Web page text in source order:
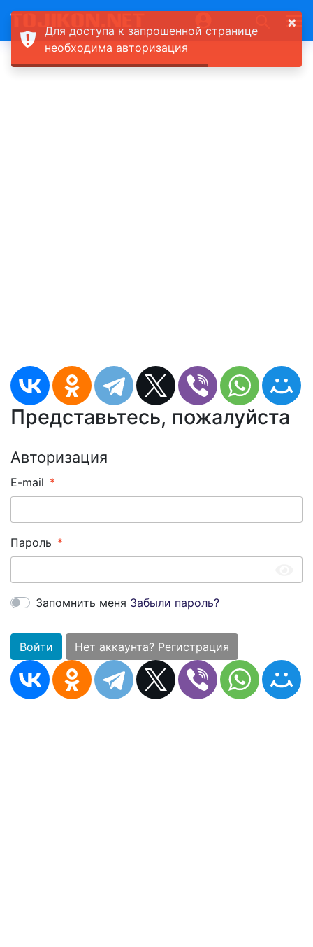
Представьтесь, пожалуйста
Авторизация
E-mail
Пароль
Запомнить меня Забыли пароль?
Войти Нет аккаунта? Регистрация
×
Для доступа к запрошенной странице
необходима авторизация